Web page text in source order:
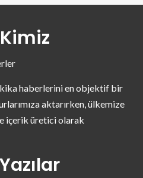
haberlerini en objektif bir
aktarırken, ülkemize
içerik üretici olarak